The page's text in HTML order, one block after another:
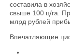
составила в
свыше 100 ц/га.
млрд рублей
Впечатляющие